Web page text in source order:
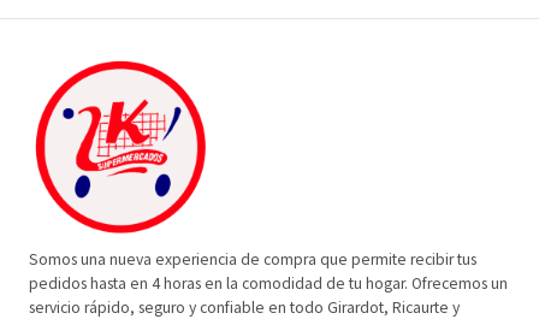
Somos una nueva experiencia de compra que permite recibir tus
pedidos hasta en 4 horas en la comodidad de tu hogar. Ofrecemos un
servicio rápido, seguro y confiable en todo Girardot, Ricaurte y